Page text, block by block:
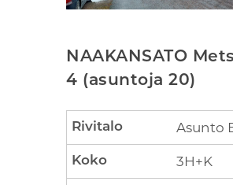
NAAKANSATO
4 (asuntoja 20)
Asunto
3H+K